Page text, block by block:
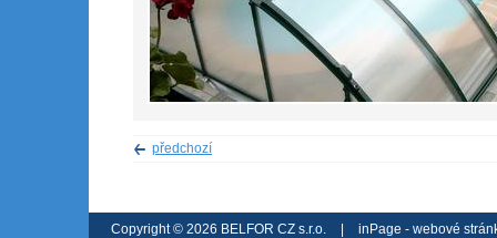
předchozí
Copyright © 2026 BELFOR CZ s.r.o. | inPage - webové